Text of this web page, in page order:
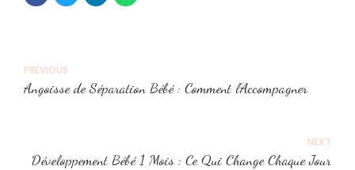
PREVIOUS
Angoisse de Séparation Bébé : Comment l'Accompagner
NEXT
Développement Bébé 1 Mois : Ce Qui Change Chaque Jour